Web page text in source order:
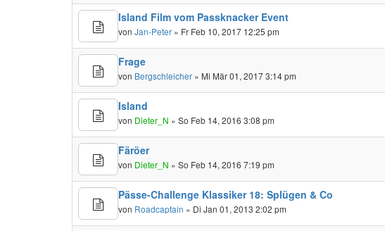
Island Film vom Passknacker Event
vonJan-Peter » Fr Feb 10, 2017 12:25 pm
Frage
von Bergschleicher » Mi Mär 01, 2017 3:14 pm
Island
von Dieter_N » So Feb 14, 2016 3:08 pm
Färöer
von Dieter_N » So Feb 14, 2016 7:19 pm
Pässe-Challenge Klassiker 18: Splügen & Co
von Roadcaptain » Di Jan 01, 2013 2:02 pm